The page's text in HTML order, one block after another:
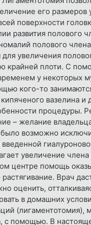
его размеров
поверхности
развития полового
полового
увеличения
крайней плоти. С
у некоторых
кого-то
вазелина и
процедуры.
– желание
возможно
увеличение члена
центре помощь
Врач
оценить,
в домашних
(лигаментотомия),
с помощью. В